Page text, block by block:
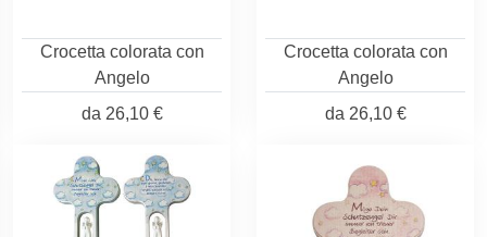
Crocetta colorata con
Angelo
da 26,10 €
Crocetta colorata con
Angelo
da 26,10 €